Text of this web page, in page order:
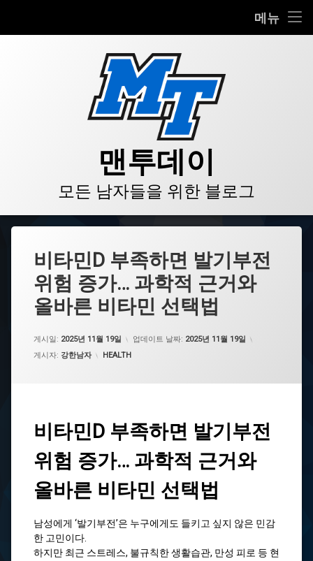
메뉴
LINKS
맨투데이
모든 남자들을 위한 블로그
비타민D 부족하면 발기부전
위험 증가… 과학적 근거와
올바른 비타민 선택법
게시일: 2025년 11월 19일 업데이트 날짜: 2025년 11월 19일
게시자: 강한남자 카테고리:
HEALTH
비타민D 부족하면 발기부전
위험 증가… 과학적 근거와
올바른 비타민 선택법
남성에게 ‘발기부전’은 누구에게도 들키고 싶지 않은 민감
한 고민이다.
하지만 최근 스트레스, 불규칙한 생활습관, 만성 피로 등 현